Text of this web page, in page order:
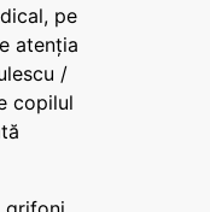
pe
atenția
/
copilul